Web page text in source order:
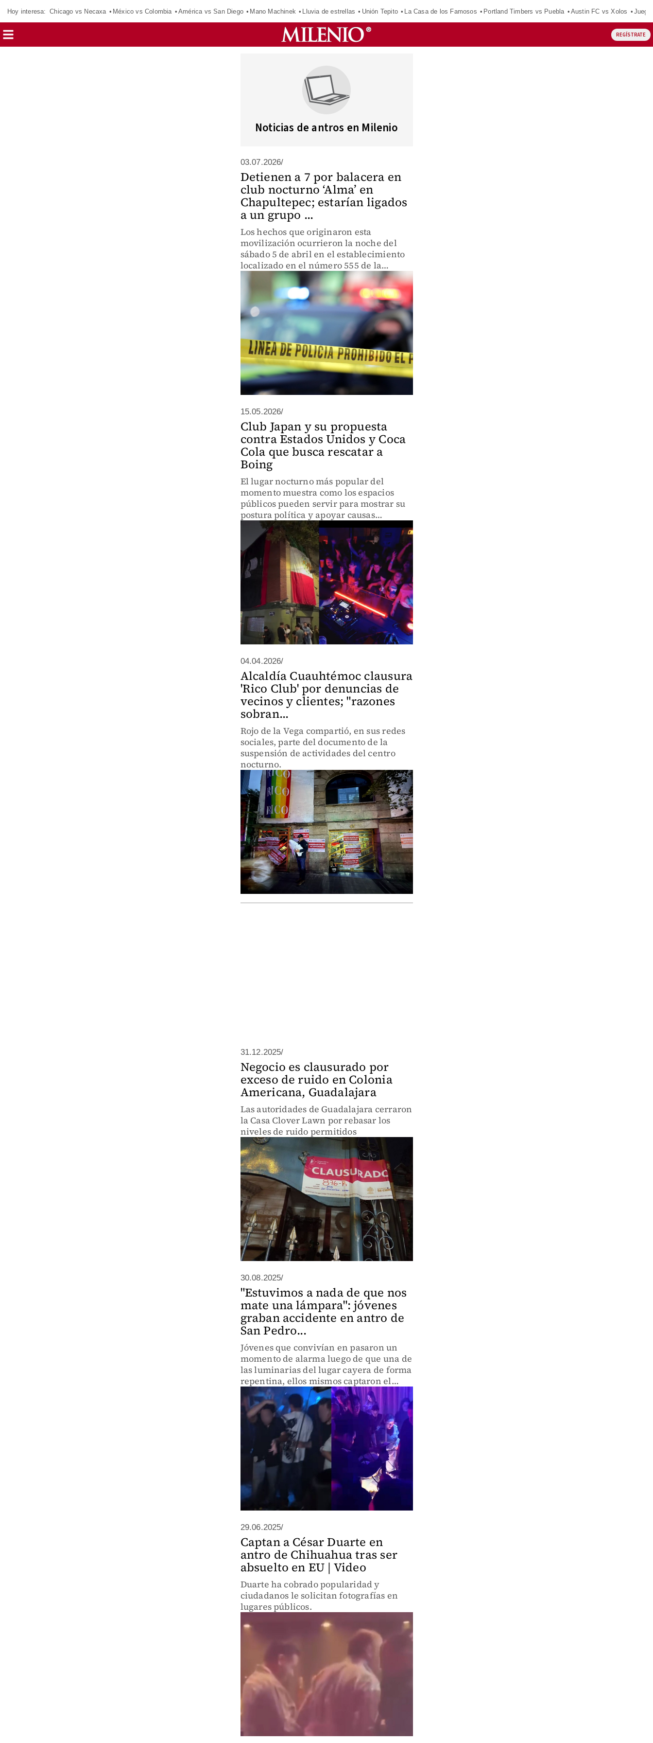
Hoy interesa: Chicago vs Necaxa México vs Colombia América vs San Diego Mano Machinek Lluvia de estrellas Unión Tepito La Casa de los Famosos Portland Timbers vs Puebla Austin FC vs Xolos
REGÍSTRATE
Noticias de antros en Milenio
03.07.2026/
Detienen a 7 por balacera en
club nocturno ‘Alma’ en
Chapultepec; estarían ligados
a un grupo ...
Los hechos que originaron esta
movilización ocurrieron la noche del
sábado 5 de abril en el establecimiento
localizado en el número 555 de la
Avenida Paseo de las Palmas.
15.05.2026/
Club Japan y su propuesta
contra Estados Unidos y Coca
Cola que busca rescatar a
Boing
El lugar nocturno más popular del
momento muestra como los espacios
públicos pueden servir para mostrar su
postura política y apoyar causas
sociales, así como fomentar el consumo
nacional
04.04.2026/
Alcaldía Cuauhtémoc clausura
'Rico Club' por denuncias de
vecinos y clientes; "razones
sobran...
Rojo de la Vega compartió, en sus redes
sociales, parte del documento de la
suspensión de actividades del centro
nocturno.
31.12.2025/
Negocio es clausurado por
exceso de ruido en Colonia
Americana, Guadalajara
Las autoridades de Guadalajara cerraron
la Casa Clover Lawn por rebasar los
niveles de ruido permitidos
30.08.2025/
"Estuvimos a nada de que nos
mate una lámpara": jóvenes
graban accidente en antro de
San Pedro...
Jóvenes que convivían en pasaron un
momento de alarma luego de que una de
las luminarias del lugar cayera de forma
repentina, ellos mismos captaron el
percance.
29.06.2025/
Captan a César Duarte en
antro de Chihuahua tras ser
absuelto en EU | Video
Duarte ha cobrado popularidad y
ciudadanos le solicitan fotografías en
lugares públicos.